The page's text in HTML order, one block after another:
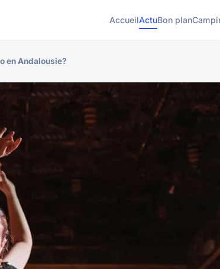
AccueilActuBon plan
en Andalousie?